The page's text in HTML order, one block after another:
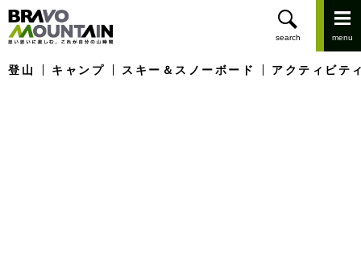
登山 キャンプ スキー＆スノーボード アクティビテ